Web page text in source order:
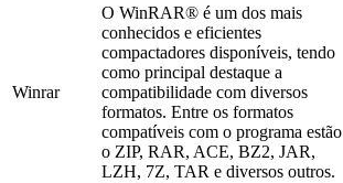
Winrar
O WinRAR® é um dos mais
conhecidos e eficientes
compactadores disponíveis, tendo
como principal destaque a
compatibilidade com diversos
formatos. Entre os formatos
compatíveis com o programa estão
o ZIP, RAR, ACE, BZ2, JAR,
LZH, 7Z, TAR e diversos outros.